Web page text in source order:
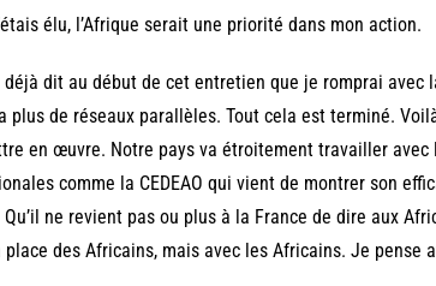
élu, l’Afrique serait une priorité dans mon action.
déjà dit au début de cet entretien que je romprai avec
plus de réseaux parallèles. Tout cela est terminé.
en œuvre. Notre pays va étroitement travailler avec
comme la CEDEAO qui vient de montrer son
Qu’il ne revient pas ou plus à la France de dire aux
place des Africains, mais avec les Africains. Je pense